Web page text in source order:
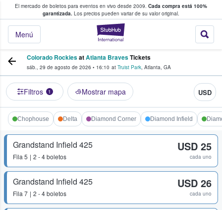
El mercado de boletos para eventos en vivo desde 2009. Cada compra está 100%
garantizada. Los precios pueden variar de su valor original.
StubHub: donde
Menú
fans compran y venden boletos
Colorado RockiesatAtlanta BravesTickets
sáb., 29 de agosto de 2026 • 16:10 at Truist Park, Atlanta, GA
Filtros 1 Mostrar mapa USD
Chophouse Delta Diamond Corner Diamond Infield
Grandstand Infield 425
Fila 5 2 - 4 boletos
USD 25
cada uno
Grandstand Infield 425
Fila 7 2 - 4 boletos
USD 26
cada uno